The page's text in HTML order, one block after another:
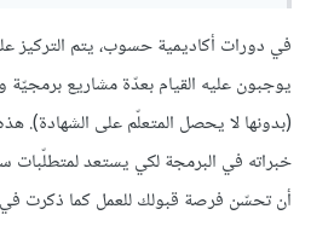
في دورات أكاديمية حسوب، يتم التركيز
يوجبون عليه القيام بعدّة مشاريع برمجيّة
(بدونها لا يحصل المتعلّم على الشهادة).
خبراته في البرمجة لكي يستعد لمتطلّبات
أن تحسّن فرصة قبولك للعمل كما ذكرت في